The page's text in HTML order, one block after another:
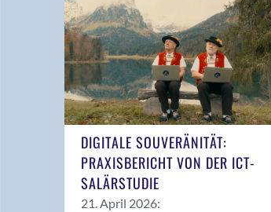
DIGITALE SOUVERÄNITÄT:
PRAXISBERICHT VON DER ICT-
SALÄRSTUDIE
21. April 2026: